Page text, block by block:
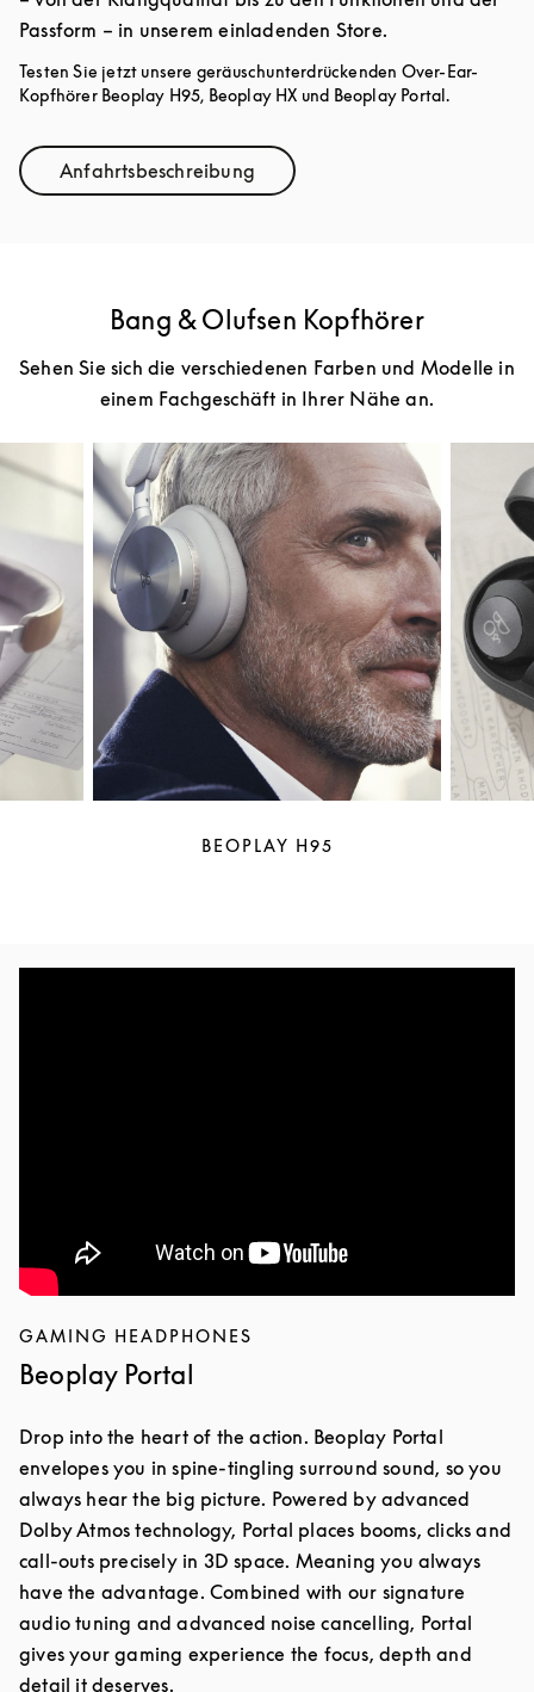
Passform – in unserem einladenden Store.
Testen Sie jetzt unsere geräuschunterdrückenden Over-Ear-
Kopfhörer Beoplay H95, Beoplay HX und Beoplay Portal.
AnfahrtsbeschreibungLink Opens in New Tab
Bang & Olufsen Kopfhörer
Sehen Sie sich die verschiedenen Farben und Modelle in
einem Fachgeschäft in Ihrer Nähe an.
BEOPLAY H95
GAMING HEADPHONES
Beoplay Portal
Drop into the heart of the action. Beoplay Portal
envelopes you in spine-tingling surround sound, so you
always hear the big picture. Powered by advanced
Dolby Atmos technology, Portal places booms, clicks and
call-outs precisely in 3D space. Meaning you always
have the advantage. Combined with our signature
audio tuning and advanced noise cancelling, Portal
gives your gaming experience the focus, depth and
detail it deserves.